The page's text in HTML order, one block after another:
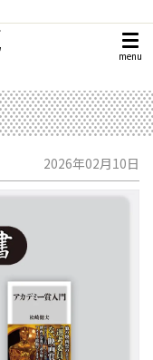
menu
2026年02月10日